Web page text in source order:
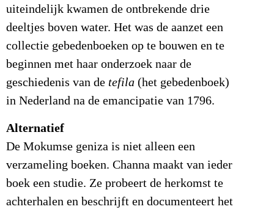
uiteindelijk kwamen de ontbrekende drie
deeltjes boven water. Het was de aanzet een
collectie gebedenboeken op te bouwen en te
beginnen met haar onderzoek naar de
geschiedenis van de tefila (het gebedenboek)
in Nederland na de emancipatie van 1796.
Alternatief
De Mokumse geniza is niet alleen een
verzameling boeken. Channa maakt van ieder
boek een studie. Ze probeert de herkomst te
achterhalen en beschrijft en documenteert het